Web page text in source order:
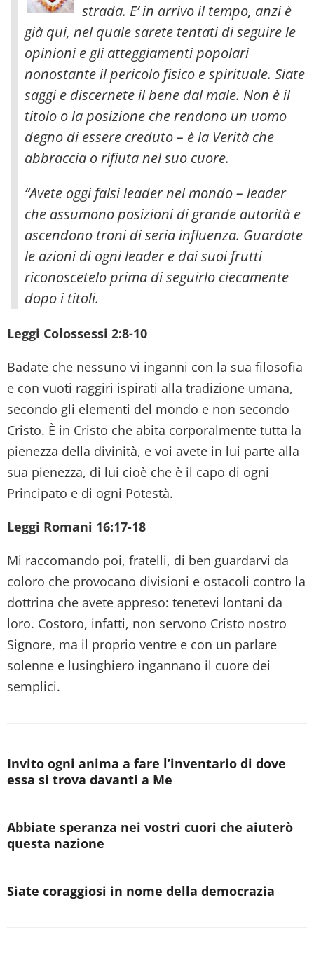
strada. E’ in arrivo il tempo, anzi è
già qui, nel quale sarete tentati di seguire le
opinioni e gli atteggiamenti popolari
nonostanteil pericolo fisico e spirituale. Siate
saggi e discernete il bene dal male. Non è il
titolo o la posizione che rendono un uomo
degno di essere creduto – è la Verità che
abbraccia o rifiuta nel suo cuore.
“Avete oggi falsi leader nel mondo – leader
che assumono posizioni di grande autorità e
ascendono troni di seria influenza. Guardate
le azioni di ogni leader e dai suoi frutti
riconoscetelo prima di seguirlo ciecamente
dopo i titoli.
Leggi Colossessi 2:8-10
Badate che nessuno vi inganni con la sua filosofia
e con vuoti raggiri ispirati alla tradizione umana,
secondo gli elementi del mondo e non secondo
Cristo. È in Cristo che abita corporalmente tutta la
pienezza della divinità, e voi avete in lui parte alla
sua pienezza, di lui cioè che è il capo di ogni
Principato e di ogni Potestà.
Leggi Romani 16:17-18
Mi raccomando poi, fratelli, di ben guardarvi da
coloro che provocano divisioni e ostacoli contro la
dottrina che avete appreso: tenetevi lontani da
loro. Costoro, infatti, non servono Cristo nostro
Signore, ma il proprio ventre e con un parlare
solenne e lusinghiero ingannano il cuore dei
semplici.
Invito ogni anima a fare l’inventario di dove
essa si trova davanti a Me
Abbiate speranza nei vostri cuori che aiuterò
questa nazione
Siate coraggiosi in nome della democrazia